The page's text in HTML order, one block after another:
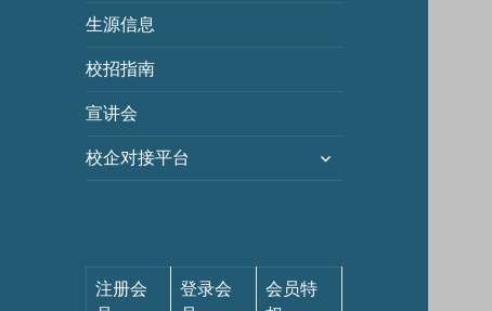
生源信息
校招指南
宣讲会
校企对接平台
注册会
登录会
会员特